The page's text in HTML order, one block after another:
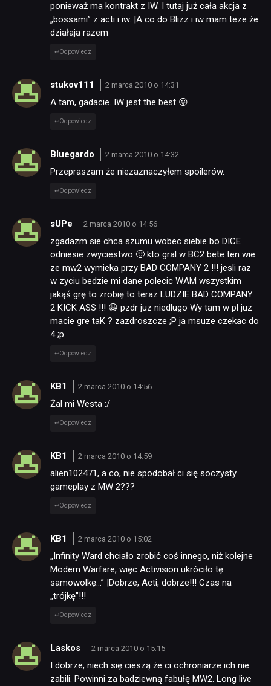
ponieważ ma kontrakt z IW. I tutaj już cała akcja z
„bossami” z acti i iw. |A co do Blizz i iw mam teze że
działaja razem
Odpowiedz
stukov111 2 marca 2010 o 14:31
A tam, gadacie. IW jest the best 😛
Odpowiedz
Bluegardo 2 marca 2010 o 14:32
Przepraszam że niezaznaczyłem spoilerów.
Odpowiedz
sUPe 2 marca 2010 o 14:56
zgadazm sie chca szumu wobec siebie bo DICE
odniesie zwyciestwo 🙂 kto gral w BC2 bete ten wie
ze mw2 wymieka przy BAD COMPANY 2 !!! jesli raz
w zyciu bedzie mi dane polecic WAM wszystkim
jakąś grę to zrobię to teraz LUDZIE BAD COMPANY
2 KICK ASS !!! 😀 pzdr juz niedlugo Wy tam w pl juz
macie gre taK ? zazdroszcze ;P ja msuze czekac do
4 ;p
Odpowiedz
KB1 2 marca 2010 o 14:56
Żal mi Westa :/
Odpowiedz
KB1 2 marca 2010 o 14:59
alien102471, a co, nie spodobał ci się soczysty
gameplay z MW 2???
Odpowiedz
KB1 2 marca 2010 o 15:02
„Infinity Ward chciało zrobić coś innego, niż kolejne
Modern Warfare, więc Activision ukróciło tę
samowolkę…” |Dobrze, Acti, dobrze!!! Czas na
„trójkę”!!!
Odpowiedz
Laskos 2 marca 2010 o 15:15
I dobrze, niech się cieszą że ci ochroniarze ich nie
zabili. Powinni za badziewną fabułę MW2. Long live